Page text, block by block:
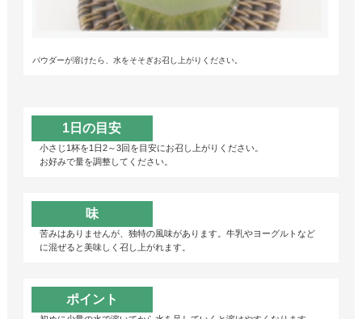
パウダーが溶けたら、水をそそぎお召し上がりください。
1日の目安
小さじ1杯を1日2～3回を目安にお召し上がりください。
お好みで量を調整してください。
味
苦みはありませんが、独特の風味があります。牛乳やヨーグルトなど
に混ぜると美味しく召し上がれます。
ポイント